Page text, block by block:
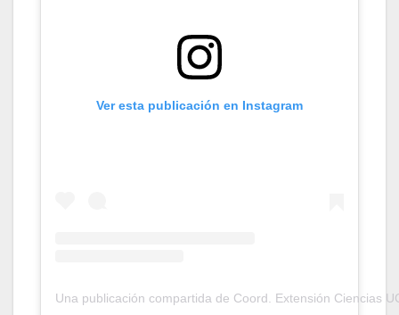
Ver esta publicación en Instagram
Una publicación compartida de Coord. Extensión Ciencias